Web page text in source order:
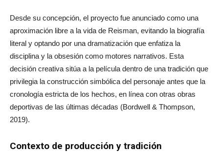
Desde su concepción, el proyecto fue anunciado como una
aproximación libre a la vida de Reisman, evitando la biografía
literal y optando por una dramatización que enfatiza la
disciplina y la obsesión como motores narrativos. Esta
decisión creativa sitúa a la película dentro de una tradición que
privilegia la construcción simbólica del personaje antes que la
cronología estricta de los hechos, en línea con otras obras
deportivas de las últimas décadas (Bordwell & Thompson,
2019).
Contexto de producción y tradición